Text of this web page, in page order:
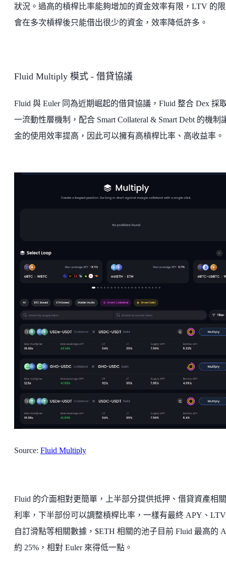
狀況。過高的槓桿比率能夠增加的資金效率有限，LTV 的
會在多次槓桿後只能借出很少的資金，效率降低許多。
Fluid Multiply 模式 - 借貸協議
Fluid 與 Euler 同為近期崛起的借貸協議，Fluid 整合 Dex 採
一流動性層機制，配合 Smart Collateral & Smart Debt 的機制
金的使用效率提高，因此可以擁有高槓桿比率、高收益率。
Source: Fluid Multiply
Fluid 的介面相對更簡單，上半部分提供抵押、借貸資產相
利率，下半部份可以調整槓桿比率，一樣有最終 APY、
自訂滑點等相關數據，$ETH 相關的池子目前 Fluid 最高的
約 25%，相對 Euler 來得低一點。